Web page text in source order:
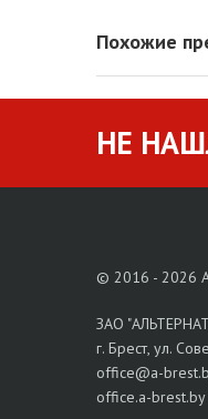
Похожие
НЕ
© 2016 - 2026
ЗАО
г. Брест, ул.
office@a-
office.a-brest.by